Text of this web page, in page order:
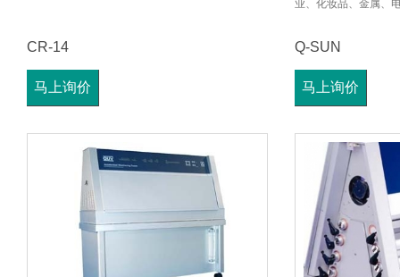
CR-14
马上询价
业、化妆品、金属、
Q-SUN
马上询价